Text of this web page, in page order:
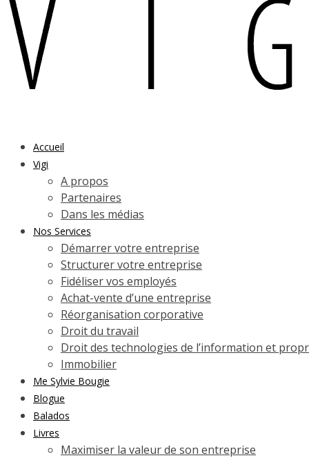
Accueil
Vigi
A propos
Partenaires
Dans les médias
Nos Services
Démarrer votre entreprise
Structurer votre entreprise
Fidéliser vos employés
Achat-vente d’une entreprise
Réorganisation corporative
Droit du travail
Droit des technologies de l’information et
Immobilier
Me Sylvie Bougie
Blogue
Balados
Livres
Maximiser la valeur de son entreprise